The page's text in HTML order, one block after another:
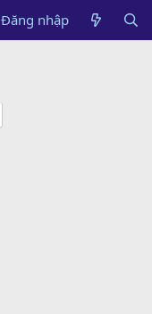
Đăng nhập